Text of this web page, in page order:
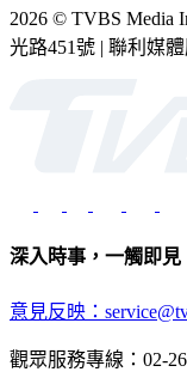
2026 © TVBS Media
光路451號 | 聯利媒
深入時事，一觸即見
意見反映：
觀眾服務專線：02-